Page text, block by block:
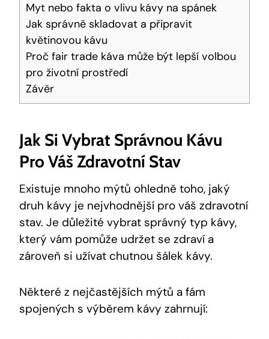
Myt nebo fakta o vlivu kávy na spánek
Jak správně skladovat a připravit
květinovou kávu
Proč fair trade káva může být lepší volbou
pro životní prostředí
Závěr
Jak Si Vybrat Správnou Kávu
Pro Váš Zdravotní Stav
Existuje mnoho mýtů ohledně toho, jaký
druh kávy je nejvhodnější pro váš zdravotní
stav. Je důležité vybrat správný typ kávy,
který vám pomůže udržet se zdraví a
zároveň si užívat chutnou šálek kávy.
Některé z nejčastějších mýtů a fám
spojených s výběrem kávy zahrnují: